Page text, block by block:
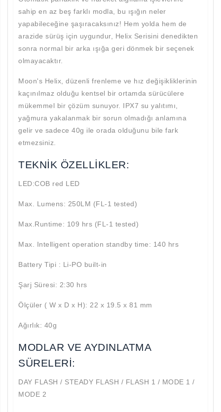
sahip en az beş farklı modla, bu ışığın neler
yapabileceğine şaşıracaksınız! Hem yolda hem de
arazide sürüş için uygundur, Helix Serisini denedikten
sonra normal bir arka ışığa geri dönmek bir seçenek
olmayacaktır.
Moon's Helix, düzenli frenleme ve hız değişikliklerinin
kaçınılmaz olduğu kentsel bir ortamda sürücülere
mükemmel bir çözüm sunuyor. IPX7 su yalıtımı,
yağmura yakalanmak bir sorun olmadığı anlamına
gelir ve sadece 40g ile orada olduğunu bile fark
etmezsiniz.
TEKNİK ÖZELLİKLER:
LED:COB red LED
Max. Lumens: 250LM (FL-1 tested)
Max.Runtime: 109 hrs (FL-1 tested)
Max. Intelligent operation standby time: 140 hrs
Battery Tipi : Li-PO built-in
Şarj Süresi: 2:30 hrs
Ölçüler ( W x D x H): 22 x 19.5 x 81 mm
Ağırlık: 40g
MODLAR VE AYDINLATMA
SÜRELERİ:
DAY FLASH / STEADY FLASH / FLASH 1 / MODE 1 /
MODE 2